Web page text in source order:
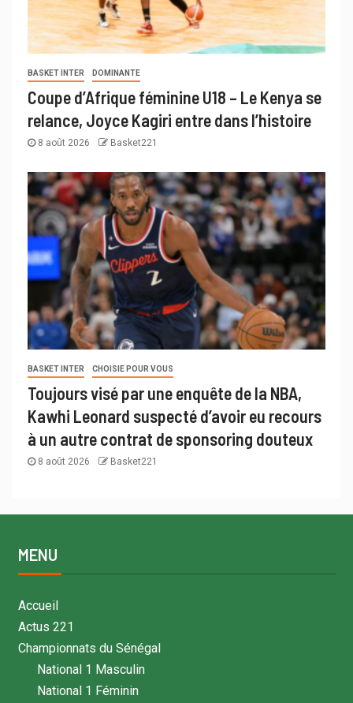
BASKET INTER DOMINANTE
Coupe d’Afrique féminine U18 – Le Kenya se
relance, Joyce Kagiri entre dans l’histoire
8 août 2026 Basket221
BASKET INTER CHOISIE POUR VOUS
Toujours visé par une enquête de la NBA,
Kawhi Leonard suspecté d’avoir eu recours
à un autre contrat de sponsoring douteux
8 août 2026 Basket221
MENU
Accueil
Actus 221
Championnats du Sénégal
National 1 Masculin
National 1 Féminin